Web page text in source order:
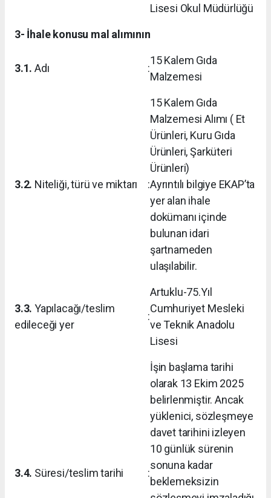
Lisesi Okul Müdürlüğü
3- İhale konusu mal alımının
3.1. Adı :
15 Kalem Gıda
Malzemesi
3.2. Niteliği, türü ve miktarı :
15 Kalem Gıda
Malzemesi Alımı ( Et
Ürünleri, Kuru Gıda
Ürünleri, Şarküteri
Ürünleri)
Ayrıntılı bilgiye EKAP’ta
yer alan ihale
dokümanı içinde
bulunan idari
şartnameden
ulaşılabilir.
3.3. Yapılacağı/teslim
edileceği yer
:
Artuklu-75.Yıl
Cumhuriyet Mesleki
ve Teknik Anadolu
Lisesi
3.4. Süresi/teslim tarihi :
İşin başlama tarihi
olarak 13 Ekim 2025
belirlenmiştir. Ancak
yüklenici, sözleşmeye
davet tarihini izleyen
10 günlük sürenin
sonuna kadar
beklemeksizin